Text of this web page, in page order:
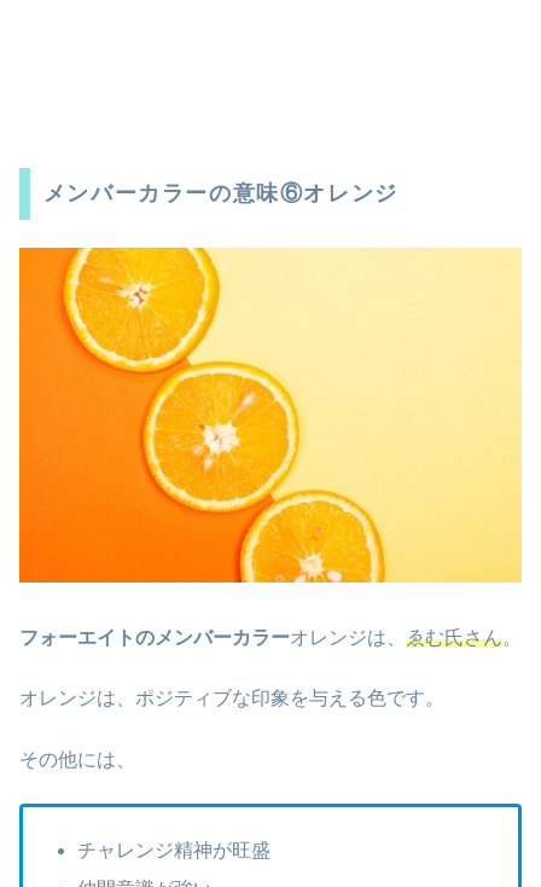
メンバーカラーの意味⑥オレンジ
フォーエイトのメンバーカラーオレンジは、 ゑむ氏さん。
オレンジは、ポジティブな印象を与える色です。
その他には、
チャレンジ精神が旺盛